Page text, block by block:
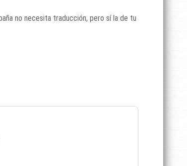
no necesita traducción, pero sí la de tu